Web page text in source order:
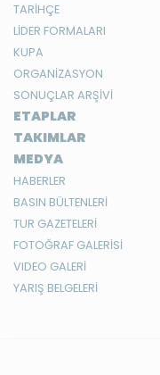
TARİHÇE
LİDER FORMALARI
KUPA
ORGANİZASYON
SONUÇLAR ARŞİVİ
ETAPLAR
TAKIMLAR
MEDYA
HABERLER
BASIN BÜLTENLERİ
TUR GAZETELERİ
FOTOĞRAF GALERİSİ
VIDEO GALERİ
YARIŞ BELGELERİ